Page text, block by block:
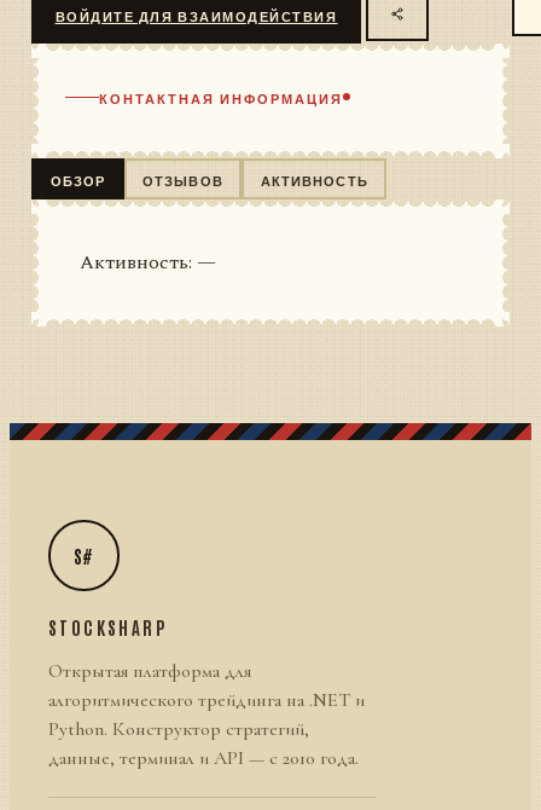
ВОЙДИТЕ ДЛЯ ВЗАИМОДЕЙСТВИЯ
КОНТАКТНАЯ ИНФОРМАЦИЯ
ОБЗОР ОТЗЫВОВ АКТИВНОСТЬ
Активность: —
S#
STOCKSHARP
Открытая платформа для
алгоритмического трейдинга на .NET и
Python. Конструктор стратегий,
данные, терминал и API — с 2010 года.